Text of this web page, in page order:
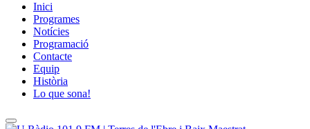
Inici
Programes
Notícies
Programació
Contacte
Equip
Història
Lo que sona!